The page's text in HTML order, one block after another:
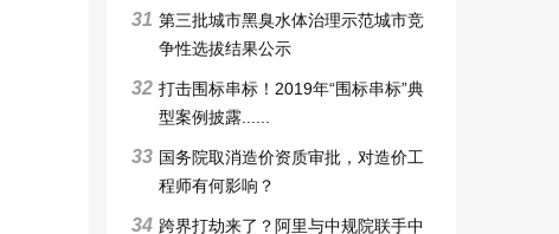
31 第三批城市黑臭水体治理示范城市竞
争性选拔结果公示
32 打击围标串标！2019年“围标串标”典
型案例披露......
33 国务院取消造价资质审批，对造价工
程师有何影响？
34 跨界打劫来了？阿里与中规院联手中